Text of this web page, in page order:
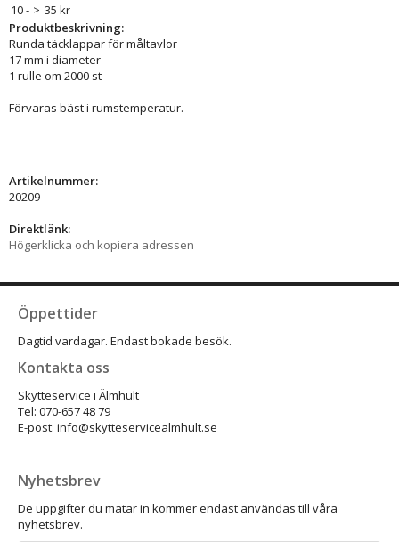
10 - > 35 kr
Produktbeskrivning:
Runda täcklappar för måltavlor
17 mm i diameter
1 rulle om 2000 st
Förvaras bäst i rumstemperatur.
Artikelnummer:
20209
Direktlänk:
Högerklicka och kopiera adressen
Öppettider
Dagtid vardagar. Endast bokade besök.
Kontakta oss
Skytteservice i Älmhult
Tel: 070-657 48 79
E-post: info@skytteservicealmhult.se
Nyhetsbrev
De uppgifter du matar in kommer endast användas till våra
nyhetsbrev.